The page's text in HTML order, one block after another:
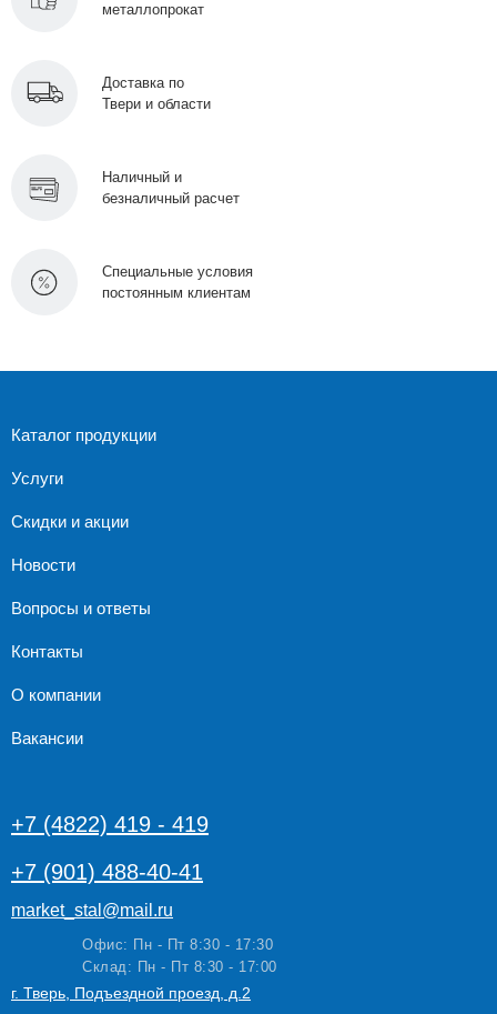
металлопрокат
Доставка по
Твери и области
Специальные условия
постоянным клиентам
Наличный и
безналичный расчет
Каталог продукции
Услуги
Скидки и акции
Новости
Вопросы и ответы
Контакты
О компании
Вакансии
+7 (4822) 419 - 419
+7 (901) 488-40-41
Офис: Пн - Пт 8:30 - 17:30
Склад: Пн - Пт 8:30 - 17:00
market_stal@mail.ru
г. Тверь, Подъездной проезд, д.2